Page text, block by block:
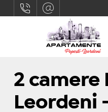
2 camere
Leordeni